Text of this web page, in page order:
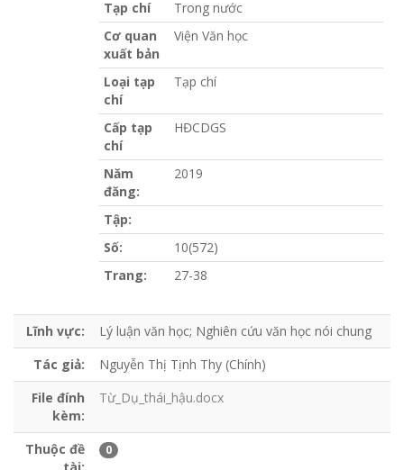
Tạp chí
Trong nước
Cơ quan
xuất bản
Viện Văn học
Loại tạp
chí
Tạp chí
Cấp tạp
chí
HĐCDGS
Năm
đăng:
2019
Tập:
Số:
10(572)
Trang:
27-38
Lĩnh vực:
Lý luận văn học; Nghiên cứu văn học nói chung
Tác giả:
Nguyễn Thị Tịnh Thy (Chính)
File đính
kèm:
Từ_Dụ_thái_hậu.docx
Thuộc đề
0